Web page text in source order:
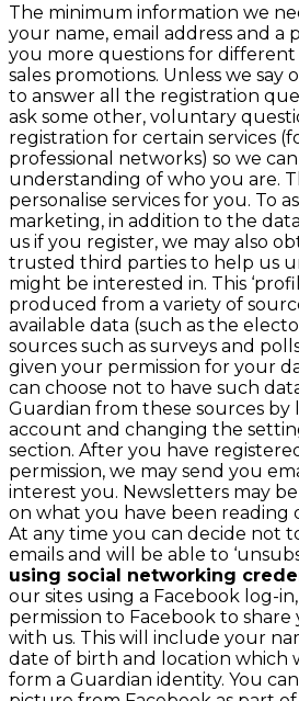
The minimum information we
your name, email address and a
you more questions for different
sales promotions. Unless we say
to answer all the registration
ask some other, voluntary
registration for certain services
professional networks) so we
understanding of who you are.
personalise services for you. To
marketing, in addition to the
us if you register, we may also
trusted third parties to help us
might be interested in. This
produced from a variety of
available data (such as the
sources such as surveys and
given your permission for your
can choose not to have such
Guardian from these sources
account and changing the
section. After you have
permission, we may send you
interest you. Newsletters may
on what you have been reading
At any time you can decide not
emails and will be able to
using social networking
our sites using a Facebook log-
permission to Facebook to
with us. This will include your
date of birth and location which
form a Guardian identity. You